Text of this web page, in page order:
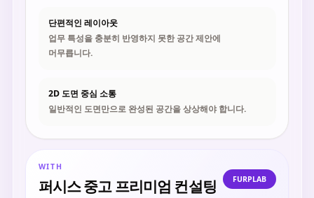
단편적인 레이아웃
업무 특성을 충분히 반영하지 못한 공간 제안에
머무릅니다.
2D 도면 중심 소통
일반적인 도면만으로 완성된 공간을 상상해야 합니다.
WITH
퍼시스 중고 프리미엄 컨설팅 FURPLAB